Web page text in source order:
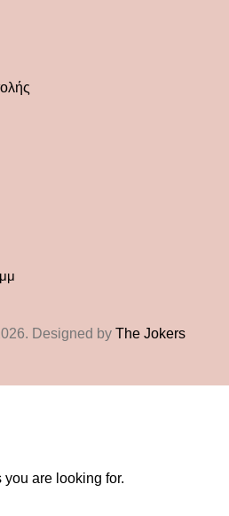
Designed by The Jokers
you are looking for.